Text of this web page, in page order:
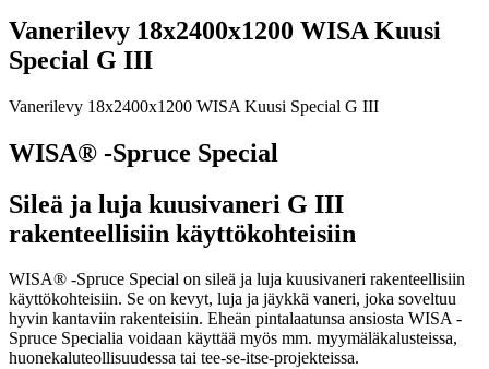
Vanerilevy 18x2400x1200 WISA Kuusi
Special G III
Vanerilevy 18x2400x1200 WISA Kuusi Special G III
WISA® -Spruce Special
Sileä ja luja kuusivaneri G III
rakenteellisiin käyttökohteisiin
WISA® -Spruce Special on sileä ja luja kuusivaneri rakenteellisiin
käyttökohteisiin. Se on kevyt, luja ja jäykkä vaneri, joka soveltuu
hyvin kantaviin rakenteisiin. Eheän pintalaatunsa ansiosta WISA -
Spruce Specialia voidaan käyttää myös mm. myymäläkalusteissa,
huonekaluteollisuudessa tai tee-se-itse-projekteissa.